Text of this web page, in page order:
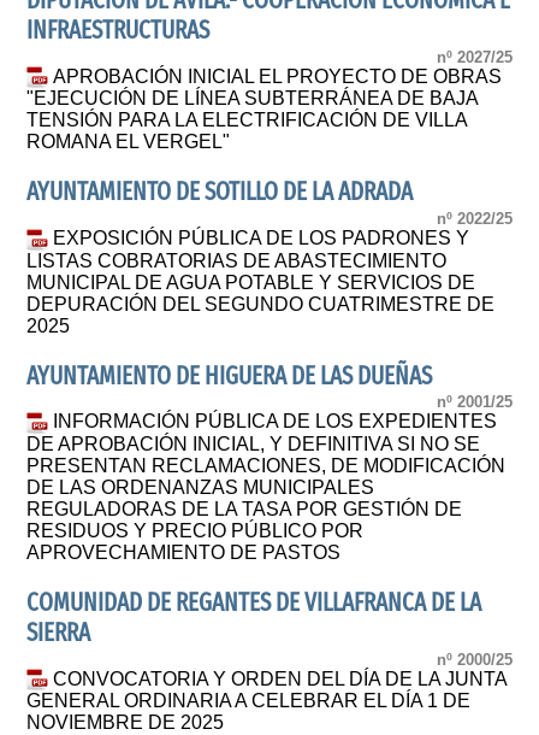
INFRAESTRUCTURAS
nº 2027/25
APROBACIÓN INICIAL EL PROYECTO DE OBRAS
"EJECUCIÓN DE LÍNEA SUBTERRÁNEA DE BAJA
TENSIÓN PARA LA ELECTRIFICACIÓN DE VILLA
ROMANA EL VERGEL"
AYUNTAMIENTO DE SOTILLO DE LA ADRADA
nº 2022/25
EXPOSICIÓN PÚBLICA DE LOS PADRONES Y
LISTAS COBRATORIAS DE ABASTECIMIENTO
MUNICIPAL DE AGUA POTABLE Y SERVICIOS DE
DEPURACIÓN DEL SEGUNDO CUATRIMESTRE DE
2025
AYUNTAMIENTO DE HIGUERA DE LAS DUEÑAS
nº 2001/25
INFORMACIÓN PÚBLICA DE LOS EXPEDIENTES
DE APROBACIÓN INICIAL, Y DEFINITIVA SI NO SE
PRESENTAN RECLAMACIONES, DE MODIFICACIÓN
DE LAS ORDENANZAS MUNICIPALES
REGULADORAS DE LA TASA POR GESTIÓN DE
RESIDUOS Y PRECIO PÚBLICO POR
APROVECHAMIENTO DE PASTOS
COMUNIDAD DE REGANTES DE VILLAFRANCA DE LA
SIERRA
nº 2000/25
CONVOCATORIA Y ORDEN DEL DÍA DE LA JUNTA
GENERAL ORDINARIA A CELEBRAR EL DÍA 1 DE
NOVIEMBRE DE 2025